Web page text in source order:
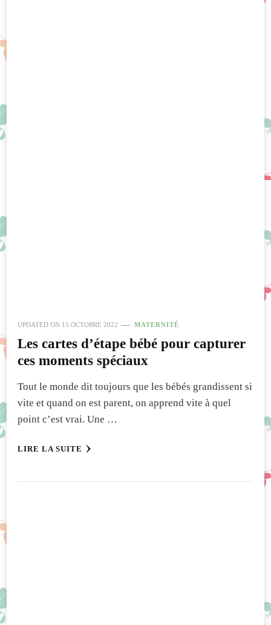
UPDATED ON 15 OCTOBRE 2022 MATERNITÉ
Les cartes d’étape bébé pour capturer
ces moments spéciaux
Tout le monde dit toujours que les bébés grandissent si
vite et quand on est parent, on apprend vite à quel
point c’est vrai. Une …
LIRE LA SUITE